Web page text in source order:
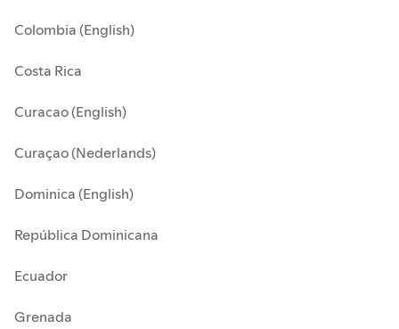
Colombia (English)
Costa Rica
Curacao (English)
Curaçao (Nederlands)
Dominica (English)
República Dominicana
Ecuador
Grenada